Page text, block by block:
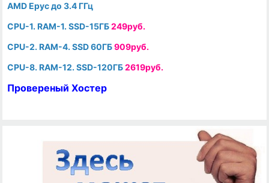
AMD Epyc до 3.4 ГГц
CPU-1. RAM-1. SSD-15ГБ249руб.
CPU-2. RAM-4. SSD 60ГБ909руб.
CPU-8. RAM-12. SSD-120ГБ2619руб.
Провереный Хостер